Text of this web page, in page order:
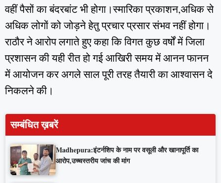
वहीं पैसों का बंदरबांट भी होगा।स्मारिका प्रकाशन,अधिक से
अधिक लोगों को जोड़ने हेतु प्रचार प्रसार संभव नहीं होगा।
राठौर ने आरोप लगाते हुए कहा कि विगत कुछ वर्षों में जिला
प्रशासन की यही रीत हो गई आखिरी समय में आनन फानन
में आयोजन कर अगले साल पूरी तरह तैयारी का आश्वासन दे
निकलने की।
सम्बंधित ख़बरें
Madhepura:इंटर्नशिप के नाम पर वसूली और खानापूर्ति का
आरोप,उच्चस्तरीय जांच की मांग